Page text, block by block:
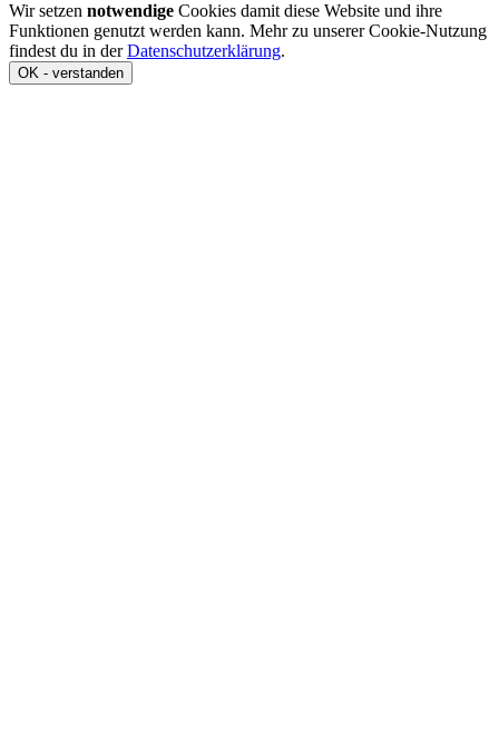
Wir setzen notwendige Cookies damit diese Website und ihre
Funktionen genutzt werden kann. Mehr zu unserer Cookie-Nutzung
findest du in derDatenschutzerklärung.
OK - verstanden